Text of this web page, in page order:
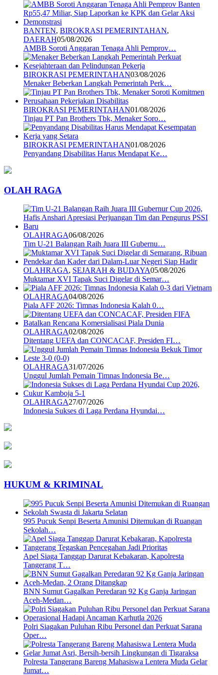
BANTEN, BIROKRASI PEMERINTAHAN,
DAERAH05/08/2026
AMBB Soroti Anggaran Tenaga Ahli Pemprov…
BIROKRASI PEMERINTAHAN03/08/2026
Menaker Beberkan Langkah Pemerintah Perk…
BIROKRASI PEMERINTAHAN01/08/2026
Tinjau PT Pan Brothers Tbk, Menaker Soro…
BIROKRASI PEMERINTAHAN01/08/2026
Penyandang Disabilitas Harus Mendapat Ke…
OLAH RAGA
OLAHRAGA06/08/2026
Tim U-21 Balangan Raih Juara III Gubernu…
OLAHRAGA, SEJARAH & BUDAYA05/08/2026
Muktamar XVI Tapak Suci Digelar di Semar…
OLAHRAGA04/08/2026
Piala AFF 2026: Timnas Indonesia Kalah 0…
OLAHRAGA02/08/2026
Ditentang UEFA dan CONCACAF, Presiden FI…
OLAHRAGA31/07/2026
Unggul Jumlah Pemain Timnas Indonesia Be…
OLAHRAGA27/07/2026
Indonesia Sukses di Laga Perdana Hyundai…
HUKUM & KRIMINAL
995 Pucuk Senpi Beserta Amunisi Ditemukan di Ruangan
Sekolah…
Apel Siaga Tanggap Darurat Kebakaran, Kapolresta
Tangerang T…
BNN Sumut Gagalkan Peredaran 92 Kg Ganja Jaringan
Aceh-Medan…
Polri Siagakan Puluhan Ribu Personel dan Perkuat Sarana
Oper…
Polresta Tangerang Bareng Mahasiswa Lentera Muda Gelar
Jumat…